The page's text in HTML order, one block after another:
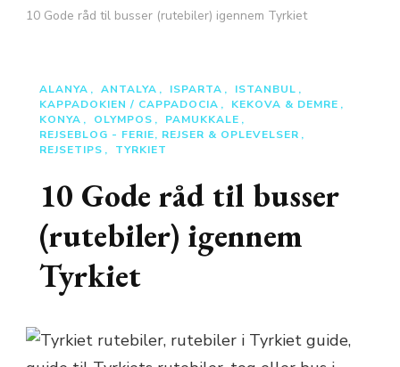
10 Gode råd til busser (rutebiler) igennem Tyrkiet
ALANYA ANTALYA ISPARTA
ISTANBUL
KAPPADOKIEN / CAPPADOCIA
KEKOVA & DEMRE
KONYA
OLYMPOS
PAMUKKALE
REJSEBLOG - FERIE, REJSER & OPLEVELSER
REJSETIPS
TYRKIET
10 Gode råd til busser
(rutebiler) igennem
Tyrkiet